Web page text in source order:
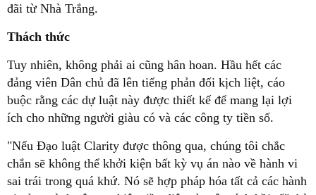
đãi từ Nhà Trắng.
Thách thức
Tuy nhiên, không phải ai cũng hân hoan. Hầu hết các
đảng viên Dân chủ đã lên tiếng phản đối kịch liệt, cáo
buộc rằng các dự luật này được thiết kế để mang lại lợi
ích cho những người giàu có và các công ty tiền số.
"Nếu Đạo luật Clarity được thông qua, chúng tôi chắc
chắn sẽ không thể khởi kiện bất kỳ vụ án nào về hành vi
sai trái trong quá khứ. Nó sẽ hợp pháp hóa tất cả các hành